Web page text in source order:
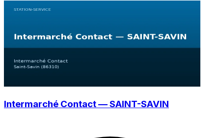
Intermarché Contact — SAINT-SAVIN